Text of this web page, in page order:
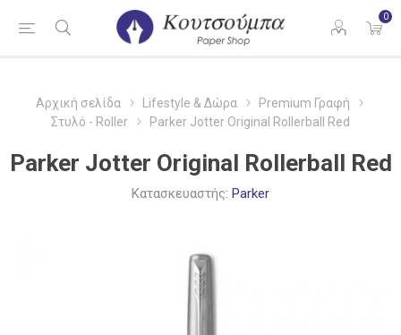
0
Αρχική σελίδα Lifestyle & Δώρα
Premium Γραφή
Στυλό - Roller
Parker Jotter Original Rollerball Red
Parker Jotter Original Rollerball Red
Κατασκευαστής: Parker